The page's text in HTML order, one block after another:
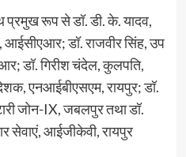
प्रमुख रूप से डॉ. डी. के. यादव,
डॉ. राजवीर सिंह, उप
डॉ. गिरीश चंदेल, कुलपति,
एनआईबीएसएम, रायपुर; डॉ.
जोन-IX, जबलपुर तथा डॉ.
सेवाएं, आईजीकेवी, रायपुर